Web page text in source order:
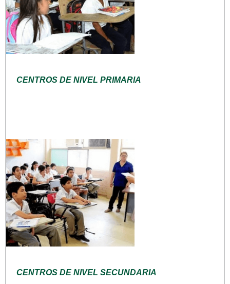
CENTROS DE NIVEL PRIMARIA
CENTROS DE NIVEL SECUNDARIA